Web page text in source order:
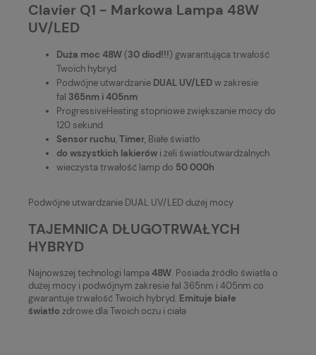
Clavier Q1 - Markowa Lampa 48W
UV/LED
Duża moc 48W(30 diod!!!) gwarantująca trwałość
Twoich hybryd
Podwójne utwardzanie DUAL UV/LEDw zakresie
fal 365nm i 405nm
ProgressiveHeating stopniowe zwiększanie mocy do
120 sekund
Sensor ruchu,Timer, Białe światło
do wszystkich lakierów i żeli światłoutwardzalnych
wieczysta trwałość lamp do 50 000h
Podwójne utwardzanie DUAL UV/LED dużej mocy
TAJEMNICA DŁUGOTRWAŁYCH
HYBRYD
Najnowszej technologi lampa 48W. Posiada źródło światła o
dużej mocy i podwójnym zakresie fal 365nm i 405nm co
gwarantuje trwałość Twoich hybryd. Emituje białe
światło zdrowe dla Twoich oczu i ciała